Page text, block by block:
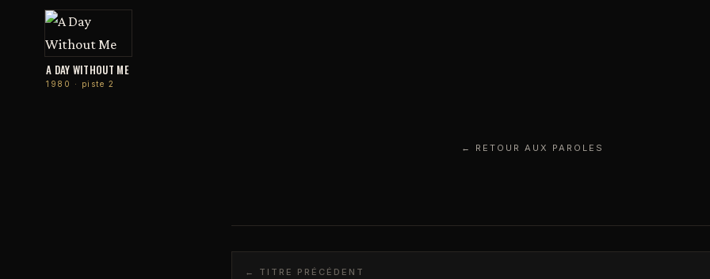
A DAY WITHOUT ME
1980 · piste 2
← RETOUR AUX PAROLES
← TITRE PRÉCÉDENT